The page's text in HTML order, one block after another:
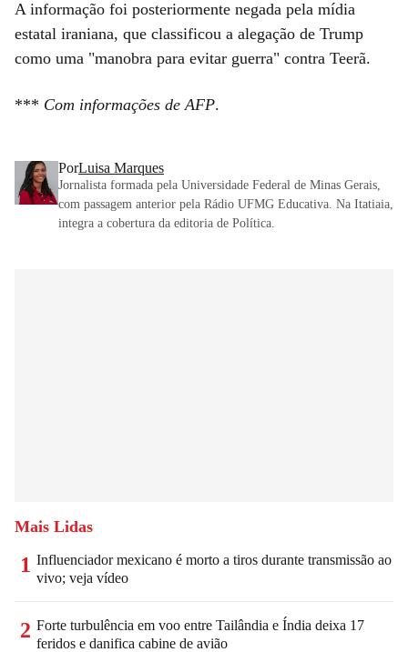
A informação foi posteriormente negada pela mídia
estatal iraniana, que classificou a alegação de Trump
como uma "manobra para evitar guerra" contra Teerã.
*** Com informações de AFP.
PorLuisa Marques
Jornalista formada pela Universidade Federal de Minas Gerais,
com passagem anterior pela Rádio UFMG Educativa. Na Itatiaia,
integra a cobertura da editoria de Política.
Mais Lidas
1 Influenciador mexicano é morto a tiros durante transmissão ao
vivo; veja vídeo
2 Forte turbulência em voo entre Tailândia e Índia deixa 17
feridos e danifica cabine de avião